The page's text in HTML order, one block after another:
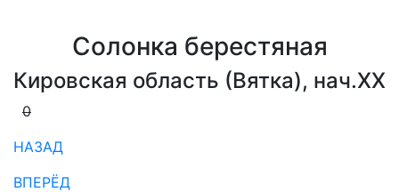
Солонка берестяная
Кировская область (Вятка), нач.XX
0
НАЗАД
ВПЕРЁД